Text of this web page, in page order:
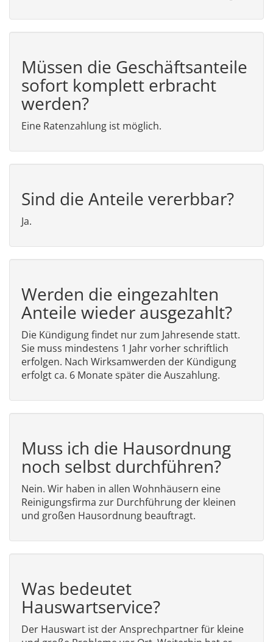
Müssen die Geschäftsanteile
sofort komplett erbracht
werden?
Eine Ratenzahlung ist möglich.
Sind die Anteile vererbbar?
Ja.
Werden die eingezahlten
Anteile wieder ausgezahlt?
Die Kündigung findet nur zum Jahresende statt.
Sie muss mindestens 1 Jahr vorher schriftlich
erfolgen. Nach Wirksamwerden der Kündigung
erfolgt ca. 6 Monate später die Auszahlung.
Muss ich die Hausordnung
noch selbst durchführen?
Nein. Wir haben in allen Wohnhäusern eine
Reinigungsfirma zur Durchführung der kleinen
und großen Hausordnung beauftragt.
Was bedeutet
Hauswartservice?
Der Hauswart ist der Ansprechpartner für kleine